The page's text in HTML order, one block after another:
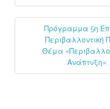
Πρόγραμμα 5η
Περιβαλλοντική
Θέμα
Ανάπτυξη»,